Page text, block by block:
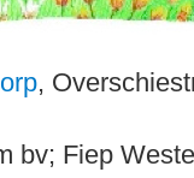
,
bv; Fiep